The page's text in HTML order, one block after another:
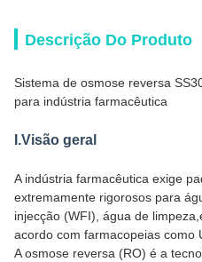
Descrição Do Produto
Sistema de osmose reversa
para indústria farmacêutica
I.Visão geral
A indústria farmacêutica exige
extremamente rigorosos para
injecção (WFI), água de
acordo com farmacopeias como
A osmose reversa (RO) é a